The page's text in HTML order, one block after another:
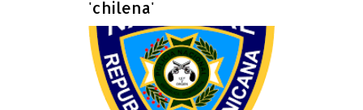
'chilena'